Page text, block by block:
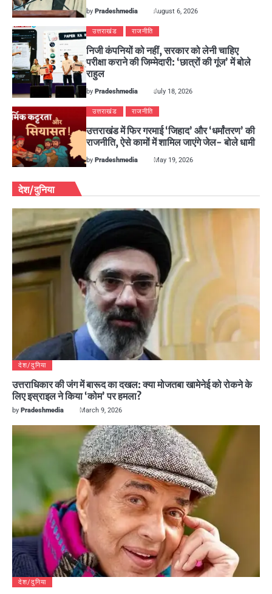
byPradeshmedia August 6, 2026
उत्तराखंड राजनीति
निजी कंपनियों को नहीं, सरकार को लेनी चाहिए
परीक्षा कराने की जिम्मेदारी: ‘छात्रों की गूंज’ में बोले
राहुल
byPradeshmedia July 18, 2026
उत्तराखंड राजनीति
उत्तराखंड में फिर गरमाई ‘जिहाद’ और ‘धर्मांतरण’ की
राजनीति, ऐसे कामों में शामिल जाएंगे जेल- बोले धामी
byPradeshmedia May 19, 2026
देश/दुनिया
देश/दुनिया
उत्तराधिकार की जंग में बारूद का दखल: क्या मोजतबा खामेनेई को रोकने के
लिए इस्राइल ने किया ‘कोम’ पर हमला?
by Pradeshmedia March 9, 2026
देश/दुनिया